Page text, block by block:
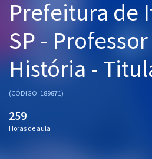
Pós
Graduação
OAB
Mentorias
Questões grátis
Prefeitura de
SP - Professor
História -
(CÓDIGO: 189871)
259
Horas de aula